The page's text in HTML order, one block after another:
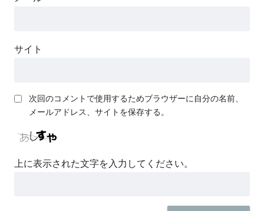
サイト
次回のコメントで使用するためブラウザーに自分の名前、
メールアドレス、サイトを保存する。
上に表示された文字を入力してください。